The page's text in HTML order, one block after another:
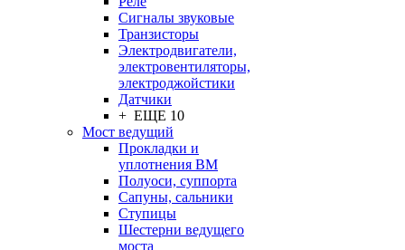
Сигналы звуковые
Транзисторы
Электродвигатели,
электровентиляторы,
электроджойстики
Датчики
+ ЕЩЕ 10
Мост ведущий
Прокладки и
уплотнения ВМ
Полуоси, суппорта
Сапуны, сальники
Ступицы
Шестерни ведущего
моста